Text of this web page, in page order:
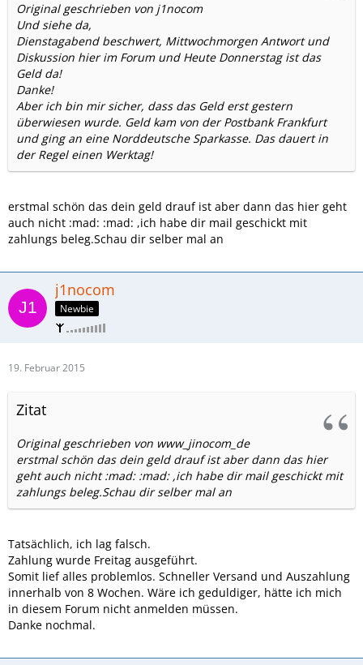
Original geschrieben von j1nocom
Und siehe da,
Dienstagabend beschwert, Mittwochmorgen Antwort und
Diskussion hier im Forum und Heute Donnerstag ist das
Geld da!
Danke!
Aber ich bin mir sicher, dass das Geld erst gestern
überwiesen wurde. Geld kam von der Postbank Frankfurt
und ging an eine Norddeutsche Sparkasse. Das dauert in
der Regel einen Werktag!
erstmal schön das dein geld drauf ist aber dann das hier geht
auch nicht :mad: :mad: ,ich habe dir mail geschickt mit
zahlungs beleg.Schau dir selber mal an
j1nocom
Newbie
19. Februar 2015
Zitat
Original geschrieben von www_jinocom_de
erstmal schön das dein geld drauf ist aber dann das hier
geht auch nicht :mad: :mad: ,ich habe dir mail geschickt mit
zahlungs beleg.Schau dir selber mal an
Tatsächlich, ich lag falsch.
Zahlung wurde Freitag ausgeführt.
Somit lief alles problemlos. Schneller Versand und Auszahlung
innerhalb von 8 Wochen. Wäre ich geduldiger, hätte ich mich
in diesem Forum nicht anmelden müssen.
Danke nochmal.